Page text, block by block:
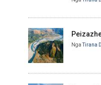
Nga Tirana